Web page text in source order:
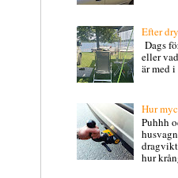
Efter
Dags
eller
är med
Hur
Puhhh
hur